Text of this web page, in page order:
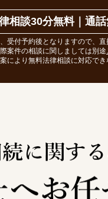
相談30分無料｜ 通
受付予約後となりますので、直
案件の相談に関しましては別途
により無料法律相談に対応でき